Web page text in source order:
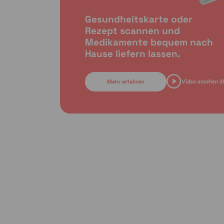
Gesundheitskarte oder
Rezept scannen und
Medikamente bequem nach
Hause liefern lassen.
Mehr erfahren Video ansehen